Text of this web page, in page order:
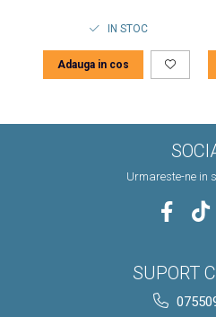
IN STOC
Adauga in cos
Urmareste-ne in
SUPORT